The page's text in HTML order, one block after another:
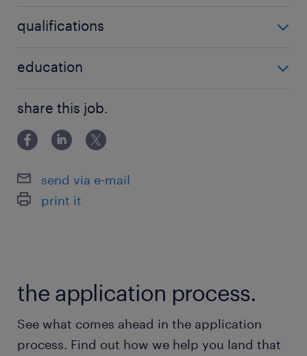
qualifications
education
share this job.
send via e-mail
print it
the application process.
See what comes ahead in the application
process. Find out how we help you land that